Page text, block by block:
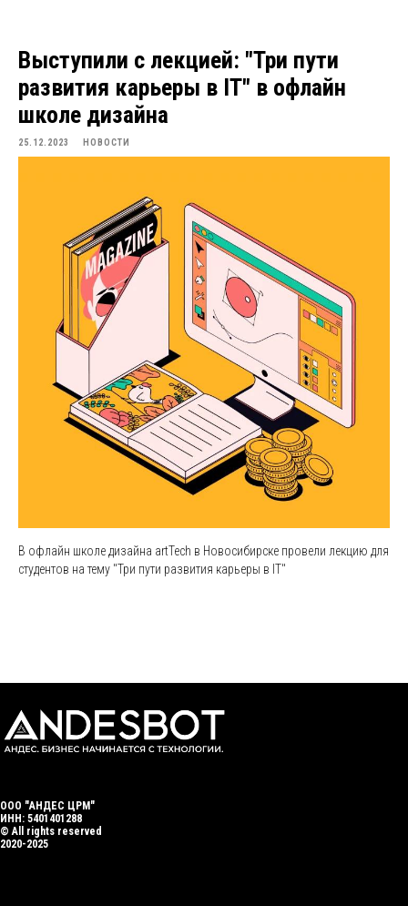
Выступили с лекцией: "Три пути
развития карьеры в IT" в офлайн
школе дизайна
25.12.2023 НОВОСТИ
В офлайн школе дизайна artTech в Новосибирске провели лекцию для
студентов на тему "Три пути развития карьеры в IT"
ООО "АНДЕС ЦРМ"
ИНН: 5401401288
© All rights reserved
2020-2025